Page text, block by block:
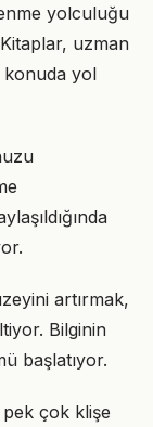
yolculuğu
uzman
yol
artırmak,
Bilginin
başlatıyor.
çok klişe